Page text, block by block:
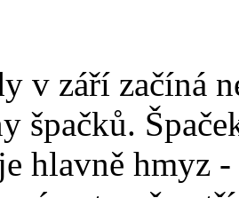
v září začíná
špačků.
hlavně hmyz